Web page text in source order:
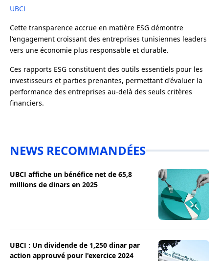
UBCI
Cette transparence accrue en matière ESG démontre
l'engagement croissant des entreprises tunisiennes leaders
vers une économie plus responsable et durable.
Ces rapports ESG constituent des outils essentiels pour les
investisseurs et parties prenantes, permettant d'évaluer la
performance des entreprises au-delà des seuls critères
financiers.
NEWS RECOMMANDÉES
UBCI affiche un bénéfice net de 65,8
millions de dinars en 2025
UBCI : Un dividende de 1,250 dinar par
action approuvé pour l'exercice 2024